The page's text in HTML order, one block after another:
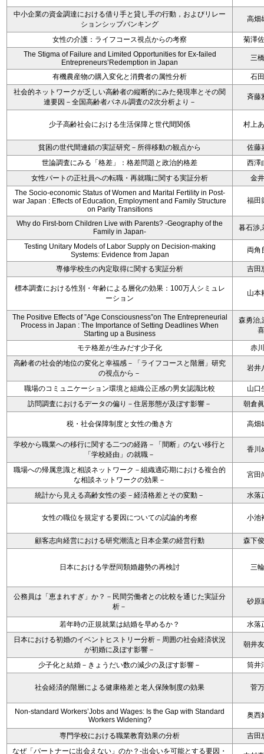
中小企業の資金調達における借り手と貸し手の行動，およびリレー
ションシップバンキング
高畑
女性の介護：ライフコース視点からの考察
菊澤
The Stigma of Failure and Limited Opportunities for Ex-failed
Entrepreneurs’Redemption in Japan
三
有機農産物の購入変化と消費者の属性分析
石
社会的ネットワークが乏しい高齢者の縦断的にみた発現率とその関
連要因－全国高齢者パネル調査の2次分析より－
斉藤
少子高齢社会における生活保障と世代間関係 村上
貧困の世代間連鎖の実証研究－所得移動の観点から
佐藤
世論調査にみる「格差」：格差問題と政治的格差
西澤
女性パートの正社員への転職・再就職に関する実証分析
金
The Socio-economic Status of Women and Marital Fertility in Post-
war Japan : Effects of Education, Employment and Family Structure
on Parity Transitions
福田
Why do First-born Children Live with Parents? -Geography of the
Family in Japan-
暮石渉,
Testing Unitary Models of Labor Supply on Decision-making
Systems: Evidence from Japan
両角
専修学校生の内定取得に関する実証分析 吉田
標本調査における性別・年齢による層化の効果：100万人シミュレ
ーション
山本
The Positive Effects of ”Age Consciousness”on The Entrepreneurial
Process in Japan : The Importance of Setting Deadlines When
Starting up a Business
森勇治,
喜
モテ格差が生みだす少子化
赤
高齢者の社会的地位の変化と幸福感－「ライフコースと階層」研究
の視点から－
岩井
職場のコミュニケーション環境と組織公正感の男女認識比較
山口
訪問調査におけるデータの偏り－住居形態が及ぼす影響－
朝倉
税・社会保障制度と女性の働き方 高畑
学校から職業への移行に関する二つの経路－「間断」のない移行と
「学校経由」の就職－
香川
職場への帰属意識と相談ネットワーク－組織適応期における複合的
な相談ネットワークの効果－
宮田
統計から見える高齢女性の姿－経済格差とその変動－ 水落
女性の職位を規定する要因についての試論的考察 小池
顧客志向経営における研究潮流と日本企業の経営行動 森下
日本における学歴同類婚趨勢の再検討 三
公務員は「恵まれすぎ」か？－民間労働者との比較を通じた実証分
析－
砂原
若年時の正規就業は結婚を早めるか？
水落
日本における初婚のイベントヒストリー分析－周囲の社会経済状況
が初婚に及ぼす影響－
朝井
少子化と結婚－きょうだい数の減少の及ぼす影響－ 筒井
社会経済的階層による健康格差と老人保険制度の効果 菅
Non-standard Workers’Jobs and Wages: Is the Gap with Standard
Workers Widening?
奥西
専門学校における職業教育効果の分析
吉田
なぜ「パートナーに出会えない」のか？-出会いを可能とする要因・